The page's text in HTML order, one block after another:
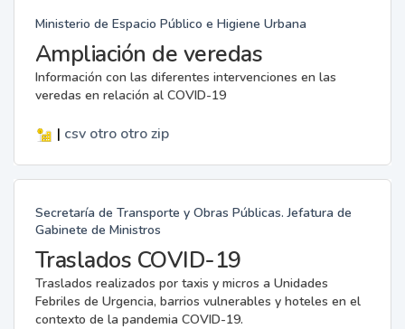
Ministerio de Espacio Público e Higiene Urbana
Ampliación de veredas
Información con las diferentes intervenciones en las
veredas en relación al COVID-19
| csv otro otro zip
Secretaría de Transporte y Obras Públicas. Jefatura de
Gabinete de Ministros
Traslados COVID-19
Traslados realizados por taxis y micros a Unidades
Febriles de Urgencia, barrios vulnerables y hoteles en el
contexto de la pandemia COVID-19.